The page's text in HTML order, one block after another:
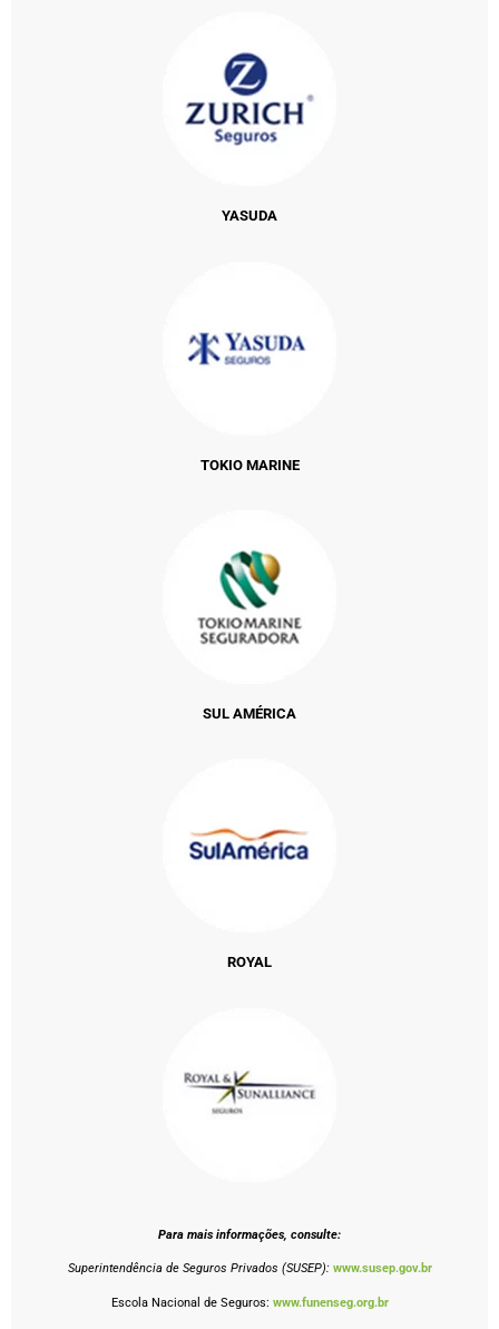
YASUDA
TOKIO MARINE
SUL AMÉRICA
ROYAL
Para mais informações, consulte:
Superintendência de Seguros Privados (SUSEP): www.susep.gov.br
Escola Nacional de Seguros: www.funenseg.org.br